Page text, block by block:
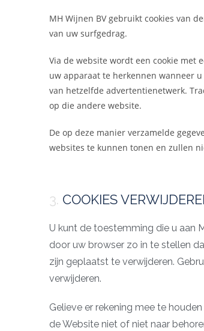
MH Wijnen BVgebruikt cookies van
van uw surfgedrag.
Via de website wordt een cookie met
uw apparaat te herkennen wanneer
van hetzelfde advertentienetwerk.
op die andere website.
De op deze manier verzamelde
websites te kunnen tonen en zullen
3. COOKIES
U kunt de toestemming die u aan
door uw browser zo in te stellen
zijn geplaatst te verwijderen.
verwijderen.
Gelieve er rekening mee te
de Website niet of niet naar